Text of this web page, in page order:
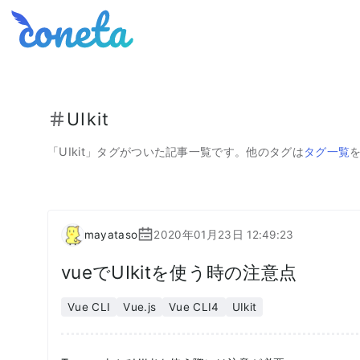
Coneta
UIkit
「UIkit」タグがついた記事一覧です。他のタグはタグ一覧
mayataso 2020年01月23日 12:49:23
vueでUIkitを使う時の注意点
Vue CLI Vue.js Vue CLI4 UIkit